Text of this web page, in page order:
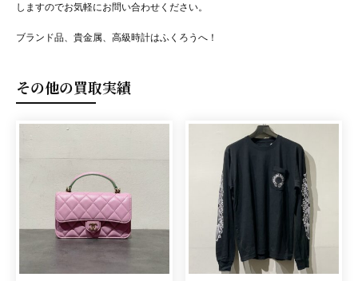
しますのでお気軽にお問い合わせください。
ブランド品、貴金属、高級時計はふくろうへ！
その他の買取実績